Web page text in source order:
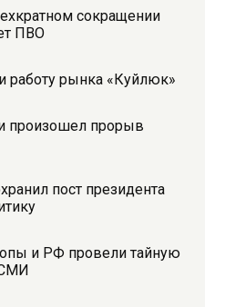
сокращении
ПВО
работу рынка «Куйлюк»
произошел прорыв
пост президента
и РФ провели тайную